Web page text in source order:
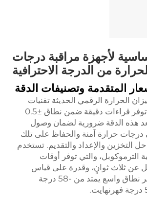
لأجهزة مراقبة درجات
الحرارة من الدرجة الاحترافية
المتقدمة وتصنيفات الدقة
الحرارة الرقمي الحديثة تقنيات
استشعار متطورة توفر قراءات دقيقة ضمن نطاق ±0.5
هذه الدقة ضرورية لضمان وصول
درجات حرارة آمنة والحفاظ على تلك
التخزين والإعداد والتقديم. تستخدم
الترموكوبل، والتي توفر أوقات
عن ثلاث ثوانٍ، وقدرة على قياس
درجات الحرارة عبر نطاق واسع يمتد من -58 درجة